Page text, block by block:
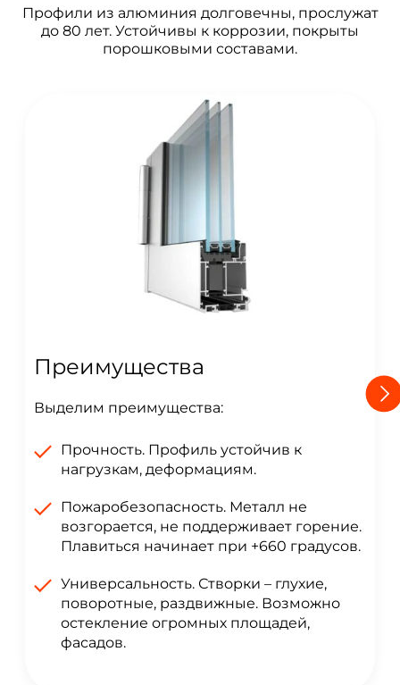
Профили из алюминия долговечны, прослужат
до 80 лет. Устойчивы к коррозии, покрыты
порошковыми составами.
Преимущества
Выделим преимущества:
Прочность. Профиль устойчив к
нагрузкам, деформациям.
Пожаробезопасность. Металл не
возгорается, не поддерживает горение.
Плавиться начинает при +660 градусов.
Универсальность. Створки – глухие,
поворотные, раздвижные. Возможно
остекление огромных площадей,
фасадов.